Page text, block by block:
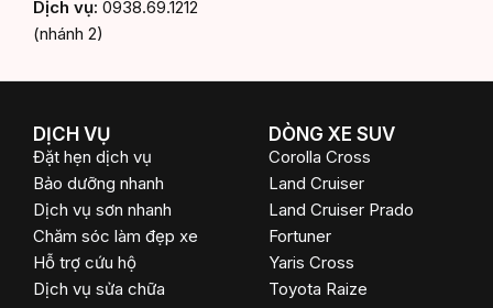
Dịch vụ: 0938.69.1212
(nhánh 2)
DỊCH VỤ
Đặt hẹn dịch vụ
Bảo dưỡng nhanh
Dịch vụ sơn nhanh
Chăm sóc làm đẹp xe
Hỗ trợ cứu hộ
Dịch vụ sửa chữa
DÒNG XE SUV
Corolla Cross
Land Cruiser
Land Cruiser Prado
Fortuner
Yaris Cross
Toyota Raize